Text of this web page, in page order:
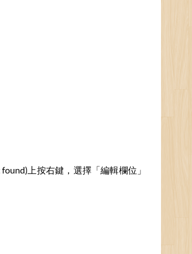
上按右鍵，選擇「編輯欄位」